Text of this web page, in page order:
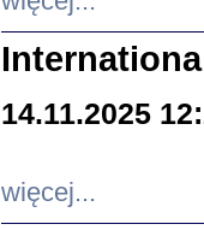
14.11.2025
więcej...